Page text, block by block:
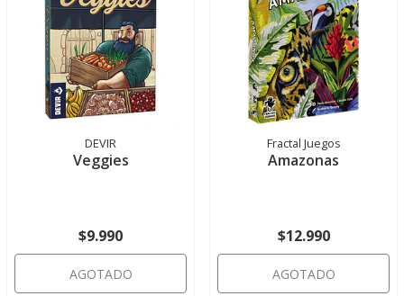
DEVIR
Veggies
$9.990
AGOTADO
Fractal Juegos
Amazonas
$12.990
AGOTADO